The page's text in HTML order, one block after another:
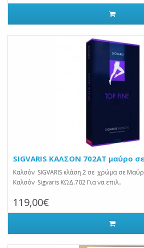
SIGVARIS ΚΑΛΣΟΝ 702AT μαύρο
Καλσόν SIGVARIS κλάση 2 σε χρώμα σε
Καλσόν Sigvaris ΚΩΔ.702 Για να επιλ..
119,00€